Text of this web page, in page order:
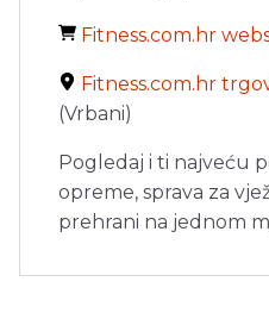
Fitness.com.hr
Fitness.com.hr
(Vrbani)
Pogledaj i ti najveću
opreme, sprava za
prehrani na jednom